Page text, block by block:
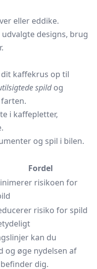
eller eddike.
designs, brug
kaffekrus op til
spildog
i kaffepletter,
og spil i bilen.
Fordel
risikoen for
risiko for spild
kan du
og øge nydelsen af
dig.